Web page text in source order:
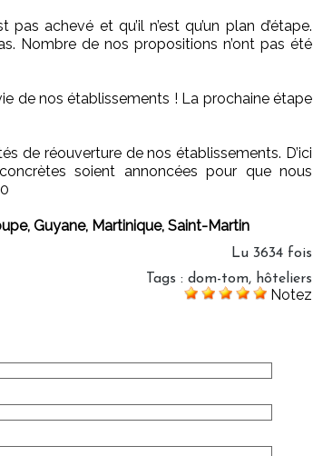
achevé et qu’il n’est qu’un plan d’étape.
Nombre de nos propositions n’ont pas été
de nos établissements ! La prochaine étape
de réouverture de nos établissements. D’ici
soient annoncées pour que nous
Guyane, Martinique, Saint-Martin
Lu 3634 fois
Tags : dom-tom, hôteliers
Notez